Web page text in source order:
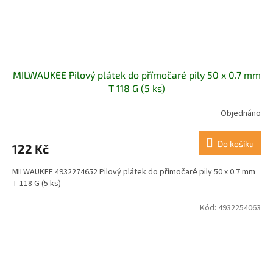
MILWAUKEE Pilový plátek do přímočaré pily 50 x 0.7 mm
T 118 G (5 ks)
Objednáno
122 Kč Do košíku
MILWAUKEE 4932274652 Pilový plátek do přímočaré pily 50 x 0.7 mm
T 118 G (5 ks)
Kód: 4932254063